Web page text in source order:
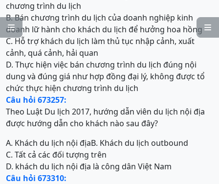


chương trình du lịch
B. Bán chương trình du lịch của doanh nghiệp kinh
doanh lữ hành cho khách du lịch để hưởng hoa hồng
C. Hỗ trợ khách du lịch làm thủ tục nhập cảnh, xuất
cảnh, quá cảnh, hải quan
D. Thực hiện việc bán chương trình du lịch đúng nội
dung và đúng giá như hợp đồng đại lý, không được tổ
chức thực hiện chương trình du lịch
Câu hỏi 673257:
Theo Luật Du lịch 2017, hướng dẫn viên du lịch nội địa
được hướng dẫn cho khách nào sau đây?
A. Khách du lịch nội địaB. Khách du lịch outbound
C. Tất cả các đối tượng trên
D. khách du lịch nội địa là công dân Việt Nam
Câu hỏi 673310: